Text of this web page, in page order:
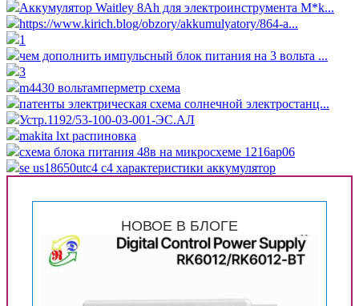
Аккумулятор Waitley 8Ah для электроинструмента M*k...
https://www.kirich.blog/obzory/akkumulyatory/864-a...
1
чем дополнить импульсный блок питания на 3 вольта ...
3
m4430 вольтамперметр схема
патенты электрическая схема солнечной электростанц...
Устр.1192/53-100-03-001-ЭС.АЛ
makita lxt распиновка
схема блока питания 48в на микросхеме 1216ap06
se us18650utc4 c4 характеристики аккумулятор
НОВОЕ В БЛОГЕ